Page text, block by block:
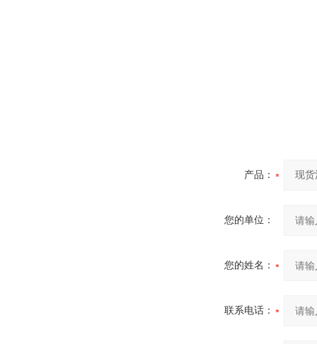
产品：
您的单位：
您的姓名：
联系电话：